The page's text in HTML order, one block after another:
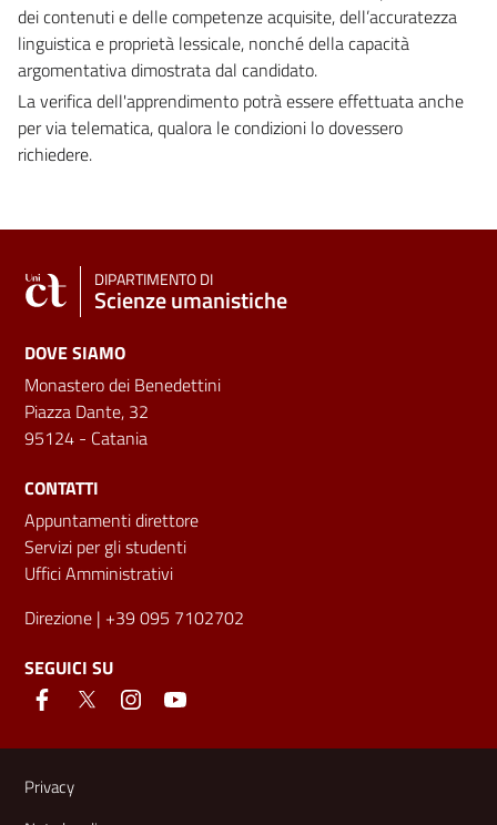
dei contenuti e delle competenze acquisite, dell’accuratezza
linguistica e proprietà lessicale, nonché della capacità
argomentativa dimostrata dal candidato.
La verifica dell'apprendimento potrà essere effettuata anche
per via telematica, qualora le condizioni lo dovessero
richiedere.
DIPARTIMENTO DI
Scienze umanistiche
DOVE SIAMO
Monastero dei Benedettini
Piazza Dante, 32
95124 - Catania
CONTATTI
Appuntamenti direttore
Servizi per gli studenti
Uffici Amministrativi
Direzione | +39 095 7102702
SEGUICI SU
Link e informazioni utili
Privacy